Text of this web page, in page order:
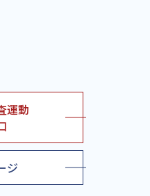
運動
ジ